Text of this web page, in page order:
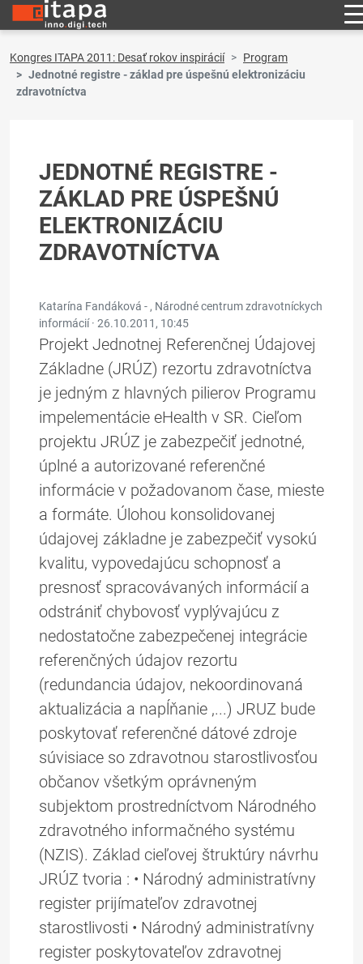
Kongres ITAPA 2011: Desať rokov inspirácií
Program
Jednotné registre - základ pre úspešnú elektronizáciu
zdravotníctva
JEDNOTNÉ REGISTRE -
ZÁKLAD PRE ÚSPEŠNÚ
ELEKTRONIZÁCIU
ZDRAVOTNÍCTVA
Katarína Fandáková - , Národné centrum zdravotníckych
informácií · 26.10.2011, 10:45
Projekt Jednotnej Referenčnej Údajovej
Základne (JRÚZ) rezortu zdravotníctva
je jedným z hlavných pilierov Programu
impelementácie eHealth v SR. Cieľom
projektu JRÚZ je zabezpečiť jednotné,
úplné a autorizované referenčné
informácie v požadovanom čase, mieste
a formáte. Úlohou konsolidovanej
údajovej základne je zabezpečiť vysokú
kvalitu, vypovedajúcu schopnosť a
presnosť spracovávaných informácií a
odstrániť chybovosť vyplývajúcu z
nedostatočne zabezpečenej integrácie
referenčných údajov rezortu
(redundancia údajov, nekoordinovaná
aktualizácia a napĺňanie ,...) JRUZ bude
poskytovať referenčné dátové zdroje
súvisiace so zdravotnou starostlivosťou
občanov všetkým oprávneným
subjektom prostredníctvom Národného
zdravotného informačného systému
(NZIS). Základ cieľovej štruktúry návrhu
JRÚZ tvoria : • Národný administratívny
register prijímateľov zdravotnej
starostlivosti • Národný administratívny
register poskytovateľov zdravotnej